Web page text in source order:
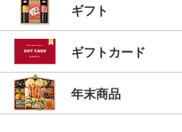
ギフト
ギフトカード
年末商品